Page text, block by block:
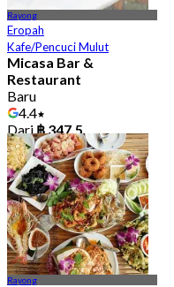
Rayong
Eropah
Kafe/Pencuci Mulut
Micasa Bar &
Restaurant
Baru
4.4
Dari฿ 347.5
Rayong